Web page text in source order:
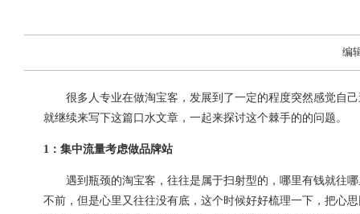
编
很多人专业在做淘宝客，发展到了一定的程度突然感觉自己
就继续来写下这篇口水文章，一起来探讨这个棘手的的问题。
1：集中流量考虑做品牌站
遇到瓶颈的淘宝客，往往是属于扫射型的，哪里有钱就往哪
不前，但是心里又往往没有底，这个时候好好梳理一下，把心